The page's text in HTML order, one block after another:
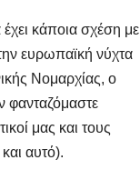
κάποια σχέση με
ευρωπαϊκή νύχτα
Νομαρχίας, ο
φανταζόμαστε
μας και τους
αυτό).